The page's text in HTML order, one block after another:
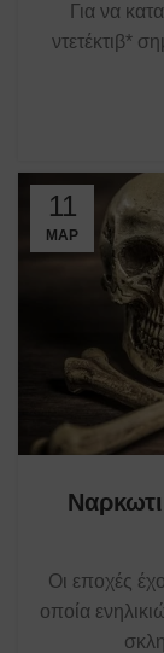
Για να
ντετέκτιβ*
11
ΜΑΡ
Οι εποχές
οποία